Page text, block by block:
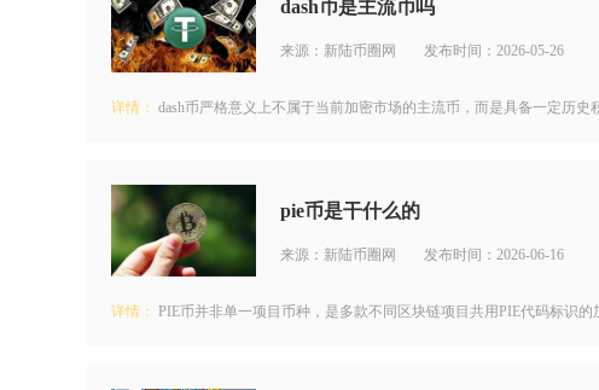
dash币是主流币吗
来源：新陆币圈网 发布时间：2026-05-26
详情： dash币严格意义上不属于当前加密市场的主流币，而是具备一定历
pie币是干什么的
来源：新陆币圈网 发布时间：2026-06-16
详情： PIE币并非单一项目币种，是多款不同区块链项目共用PIE代码标识